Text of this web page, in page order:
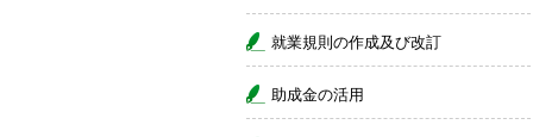
就業規則の作成及び改訂
助成金の活用